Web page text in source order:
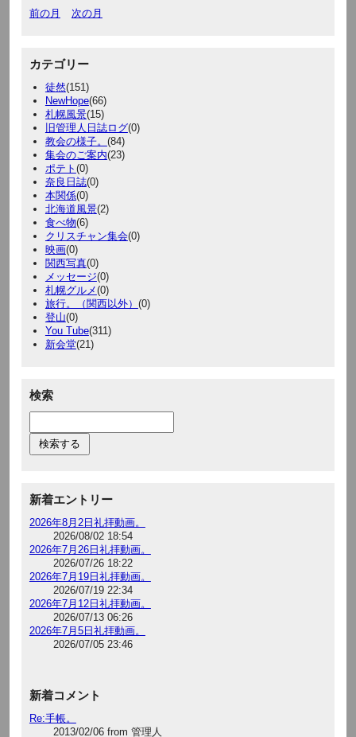
前の月 次の月
カテゴリー
徒然(151)
NewHope(66)
札幌風景(15)
旧管理人日誌ログ(0)
教会の様子。 (84)
集会のご案内(23)
ポテト (0)
奈良日誌(0)
本関係(0)
北海道風景(2)
食べ物(6)
クリスチャン集会(0)
映画(0)
関西写真(0)
メッセージ(0)
札幌グルメ(0)
旅行。（関西以外） (0)
登山(0)
You Tube(311)
新会堂(21)
検索
新着エントリー
2026年8月2日礼拝動画。
2026/08/02 18:54
2026年7月26日礼拝動画。
2026/07/26 18:22
2026年7月19日礼拝動画。
2026/07/19 22:34
2026年7月12日礼拝動画。
2026/07/13 06:26
2026年7月5日礼拝動画。
2026/07/05 23:46
新着コメント
Re:手帳。
2013/02/06 from 管理人